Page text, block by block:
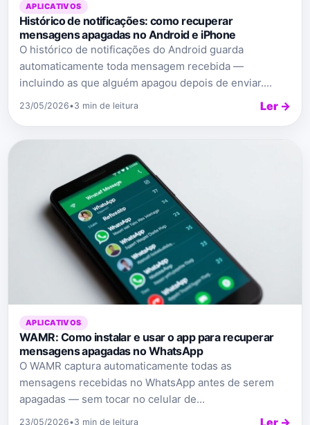
APLICATIVOS
Histórico de notificações: como recuperar
mensagens apagadas no Android e iPhone
O histórico de notificações do Android guarda
automaticamente toda mensagem recebida —
incluindo as que alguém apagou depois de enviar....
23/05/2026•3 min de leitura Ler →
APLICATIVOS
WAMR: Como instalar e usar o app para recuperar
mensagens apagadas no WhatsApp
O WAMR captura automaticamente todas as
mensagens recebidas no WhatsApp antes de serem
apagadas — sem tocar no celular de...
23/05/2026•3 min de leitura